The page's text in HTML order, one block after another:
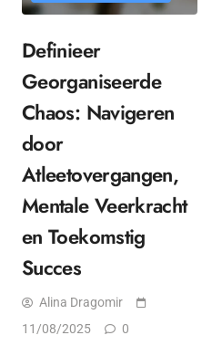
Definieer
Georganiseerde
Chaos: Navigeren
door
Atleetovergangen,
Mentale Veerkracht
en Toekomstig
Succes
Alina Dragomir
11/08/2025
0